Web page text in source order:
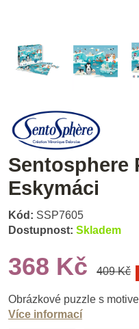
Sentosphere
Eskymáci
Kód: SSP7605
Dostupnost: Skladem
368 Kč 409 Kč
Obrázkové puzzle s
Více informací